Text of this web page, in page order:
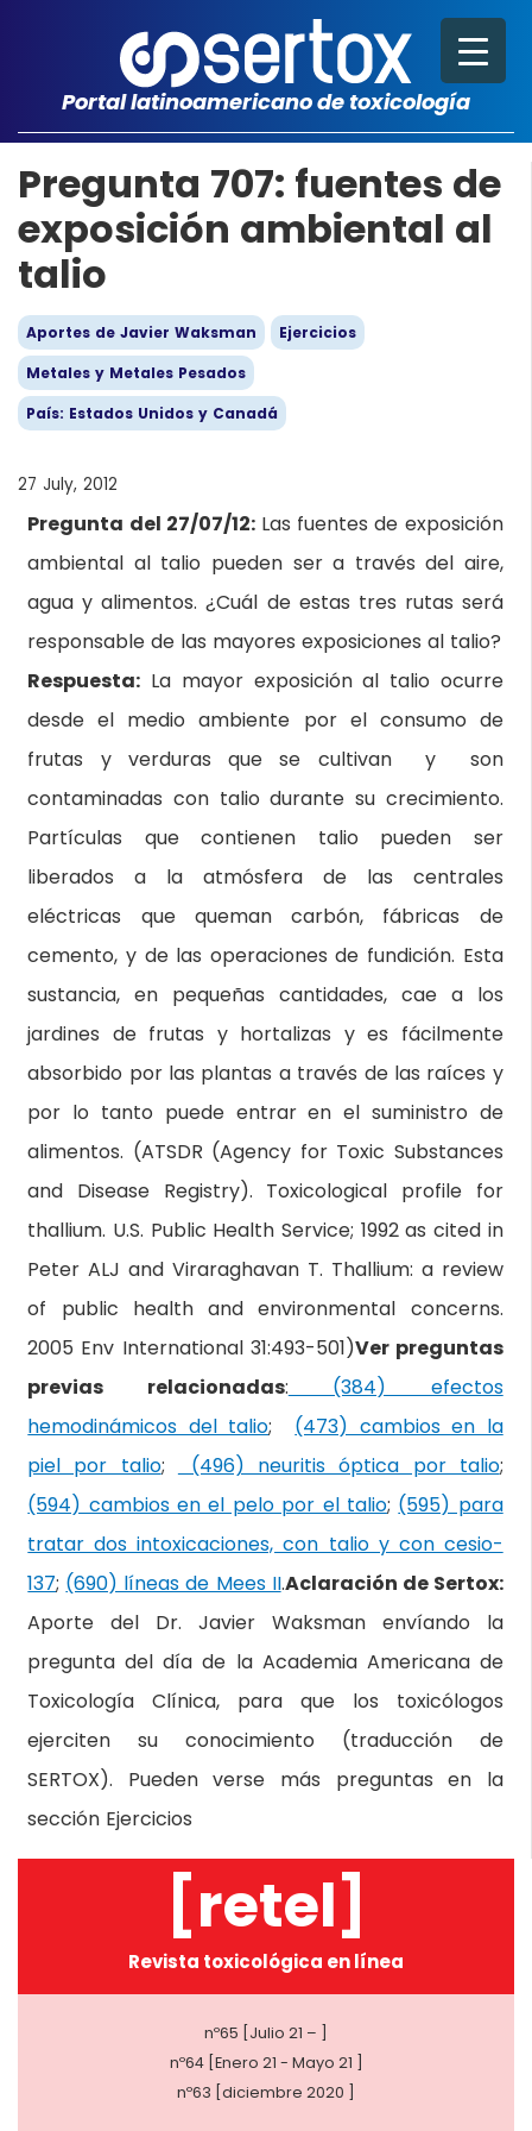
Portal latinoamericano de toxicología
Pregunta 707: fuentes de
exposición ambiental al
talio
Aportes de Javier Waksman
Ejercicios
Metales y Metales Pesados
País: Estados Unidos y Canadá
27 July, 2012
Pregunta del 27/07/12:Las fuentes de exposición
ambiental al talio pueden ser a través del aire,
agua y alimentos. ¿Cuál de estas tres rutas será
responsable de las mayores exposiciones al talio?
Respuesta: La mayor exposición al talio ocurre
desde el medio ambiente por el consumo de
frutas y verduras que se cultivan y son
contaminadas con talio durante su crecimiento.
Partículas que contienen talio pueden ser
liberados a la atmósfera de las centrales
eléctricas que queman carbón, fábricas de
cemento, y de las operaciones de fundición. Esta
sustancia, en pequeñas cantidades, cae a los
jardines de frutas y hortalizas y es fácilmente
absorbido por las plantas a través de las raíces y
por lo tanto puede entrar en el suministro de
alimentos. (ATSDR (Agency for Toxic Substances
and Disease Registry). Toxicological profile for
thallium. U.S. Public Health Service; 1992 as cited in
Peter ALJ and Viraraghavan T. Thallium: a review
of public health and environmental concerns.
2005 Env International 31:493-501)Ver preguntas
previas relacionadas: (384) efectos
hemodinámicos del talio; (473) cambios en la
piel por talio; (496) neuritis óptica por talio;
(594) cambios en el pelo por el talio; (595) para
tratar dos intoxicaciones, con talio y con cesio-
137; (690) líneas de Mees II.Aclaración de Sertox:
Aporte del Dr. Javier Waksman envíando la
pregunta del día de la Academia Americana de
Toxicología Clínica, para que los toxicólogos
ejerciten su conocimiento (traducción de
SERTOX). Pueden verse más preguntas en la
sección Ejercicios
[retel]
Revista toxicológica en línea
nº65 [Julio 21 – ]
nº64 [Enero 21 - Mayo 21 ]
nº63 [diciembre 2020 ]